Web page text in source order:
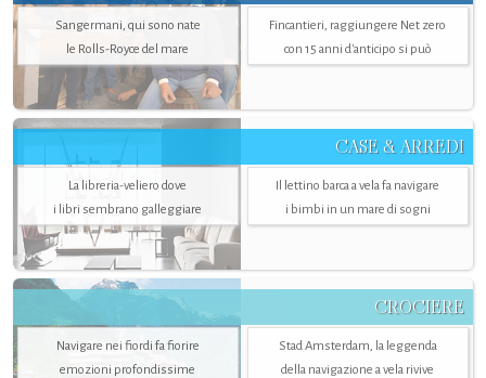
Sangermani, qui sono nate
le Rolls-Royce del mare
Fincantieri, raggiungere Net zero
con 15 anni d'anticipo si può
CASE & ARREDI
La libreria-veliero dove
i libri sembrano galleggiare
Il lettino barca a vela fa navigare
i bimbi in un mare di sogni
CROCIERE
Navigare nei fiordi fa fiorire
emozioni profondissime
Stad Amsterdam, la leggenda
della navigazione a vela rivive